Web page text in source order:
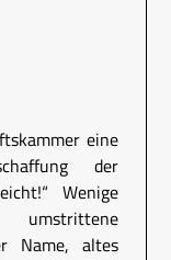
eine
der
Wenige
Name, altes